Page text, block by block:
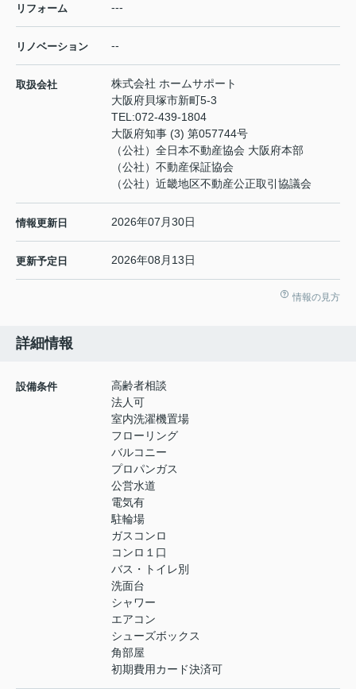
リフォーム ---
リノベーション --
取扱会社
株式会社 ホームサポート
大阪府貝塚市新町5-3
TEL:072-439-1804
大阪府知事 (3) 第057744号
（公社）全日本不動産協会 大阪府本部
（公社）不動産保証協会
（公社）近畿地区不動産公正取引協議会
情報更新日 2026年07月30日
更新予定日 2026年08月13日
情報の見方
詳細情報
設備条件
高齢者相談
法人可
室内洗濯機置場
フローリング
バルコニー
プロパンガス
公営水道
電気有
駐輪場
ガスコンロ
コンロ１口
バス・トイレ別
洗面台
シャワー
エアコン
シューズボックス
角部屋
初期費用カード決済可